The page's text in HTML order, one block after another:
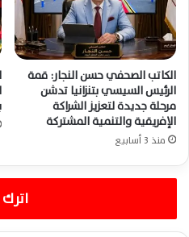
الكاتب الصحفي حسن النجار: قمة
الرئيس السيسي بتنزانيا تدشن
مرحلة جديدة لتعزيز الشراكة
الإفريقية والتنمية المشتركة
منذ 3 أسابيع